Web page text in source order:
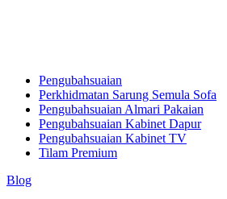
Pengubahsuaian
Perkhidmatan Sarung Semula Sofa
Pengubahsuaian Almari Pakaian
Pengubahsuaian Kabinet Dapur
Pengubahsuaian Kabinet TV
Tilam Premium
Blog